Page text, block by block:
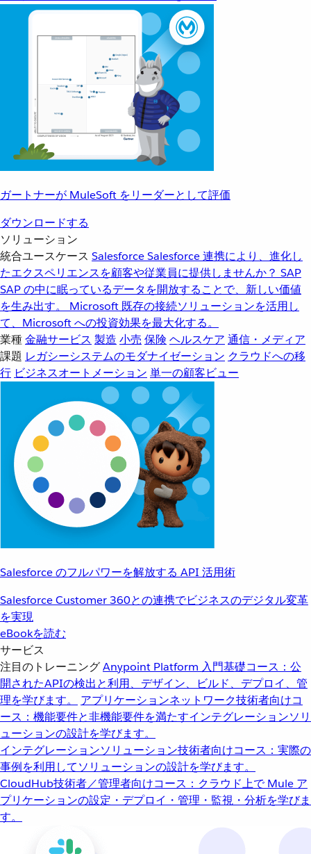
ガートナーが MuleSoft をリーダーとして評価
ダウンロードする
ソリューション
統合ユースケース SalesforceSalesforce 連携により、進化し
たエクスペリエンスを顧客や従業員に提供しませんか？ SAP
SAP の中に眠っているデータを開放することで、新しい価値
を生み出す。
Microsoft 既存の接続ソリューションを活用し
て、Microsoft への投資効果を最大化する。
業種金融サービス 製造 小売 保険 ヘルスケア 通信・メディア
課題 レガシーシステムのモダナイゼーション クラウドへの移
行 ビジネスオートメーション 単一の顧客ビュー
Salesforce のフルパワーを解放する API 活用術
Salesforce Customer 360との連携でビジネスのデジタル変革
を実現
eBookを読む
サービス
注目のトレーニングAnypoint Platform 入門基礎コース：公
開されたAPIの検出と利用、デザイン、ビルド、デプロイ、管
理を学びます。
アプリケーションネットワーク技術者向けコ
ース：機能要件と非機能要件を満たすインテグレーションソリ
ューションの設計を学びます。
インテグレーションソリューション技術者向けコース：実際の
事例を利用してソリューションの設計を学びます。
CloudHub技術者／管理者向けコース：クラウド上で Mule ア
プリケーションの設定・デプロイ・管理・監視・分析を学びま
す。